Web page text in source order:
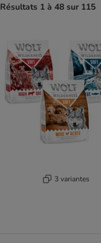
Résultats 1 à 48 sur 115
3 variantes